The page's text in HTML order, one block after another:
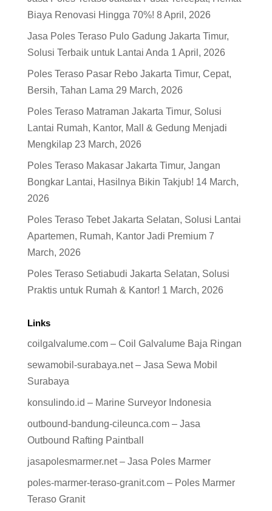
Biaya Renovasi Hingga 70%! 8 April, 2026
Jasa Poles Teraso Pulo Gadung Jakarta Timur,
Solusi Terbaik untuk Lantai Anda 1 April, 2026
Poles Teraso Pasar Rebo Jakarta Timur, Cepat,
Bersih, Tahan Lama 29 March, 2026
Poles Teraso Matraman Jakarta Timur, Solusi
Lantai Rumah, Kantor, Mall & Gedung Menjadi
Mengkilap 23 March, 2026
Poles Teraso Makasar Jakarta Timur, Jangan
Bongkar Lantai, Hasilnya Bikin Takjub! 14 March,
2026
Poles Teraso Tebet Jakarta Selatan, Solusi Lantai
Apartemen, Rumah, Kantor Jadi Premium 7
March, 2026
Poles Teraso Setiabudi Jakarta Selatan, Solusi
Praktis untuk Rumah & Kantor! 1 March, 2026
Links
coilgalvalume.com – Coil Galvalume Baja Ringan
sewamobil-surabaya.net – Jasa Sewa Mobil
Surabaya
konsulindo.id – Marine Surveyor Indonesia
outbound-bandung-cileunca.com – Jasa
Outbound Rafting Paintball
jasapolesmarmer.net – Jasa Poles Marmer
poles-marmer-teraso-granit.com – Poles Marmer
Teraso Granit